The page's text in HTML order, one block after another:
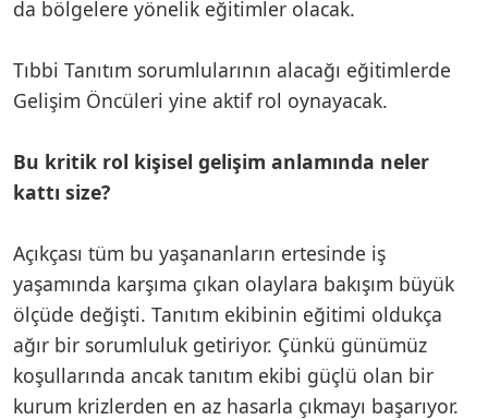
da bölgelere yönelik eğitimler olacak.
Tıbbi Tanıtım sorumlularının alacağı eğitimlerde
Gelişim Öncüleri yine aktif rol oynayacak.
Bu kritik rol kişisel gelişim anlamında neler
kattı size?
Açıkçası tüm bu yaşananların ertesinde iş
yaşamında karşıma çıkan olaylara bakışım büyük
ölçüde değişti. Tanıtım ekibinin eğitimi oldukça
ağır bir sorumluluk getiriyor. Çünkü günümüz
koşullarında ancak tanıtım ekibi güçlü olan bir
kurum krizlerden en az hasarla çıkmayı başarıyor.